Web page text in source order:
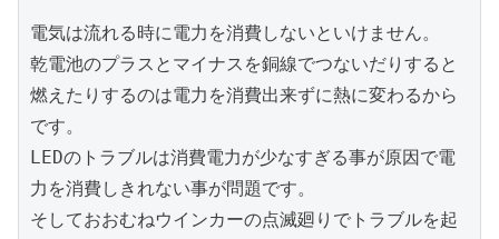
電気は流れる時に電力を消費しないといけません。
乾電池のプラスとマイナスを銅線でつないだりすると
燃えたりするのは電力を消費出来ずに熱に変わるから
です。
LEDのトラブルは消費電力が少なすぎる事が原因で電
力を消費しきれない事が問題です。
そしておおむねウインカーの点滅廻りでトラブルを起